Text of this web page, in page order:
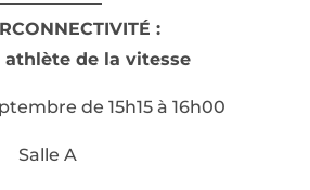
:
athlète de la vitesse
de 15h15 à 16h00
Salle A